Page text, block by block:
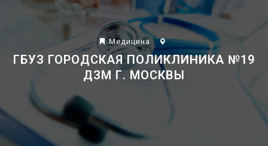
Mедицина
ГБУЗ ГОРОДСКАЯ ПОЛИКЛИНИКА №19
ДЗМ Г. МОСКВЫ